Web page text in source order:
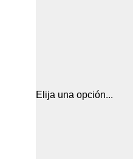
Elija una opción...